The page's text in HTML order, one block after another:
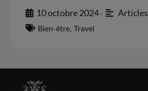
10 octobre 2024 • Articles
Bien-être, Travel